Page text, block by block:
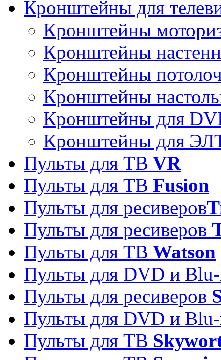
Кронштейны для
Кронштейны
Кронштейны
Кронштейны
Кронштейны
Кронштейны для
Кронштейны для
Пульты для ТВ VR
Пульты для ТВ Fusion
Пульты для ресиверов
Пульты для ресиверов
Пульты для ТВ Watson
Пульты для DVD и
Пульты для ресиверов
Пульты для DVD и
Пульты для ТВ